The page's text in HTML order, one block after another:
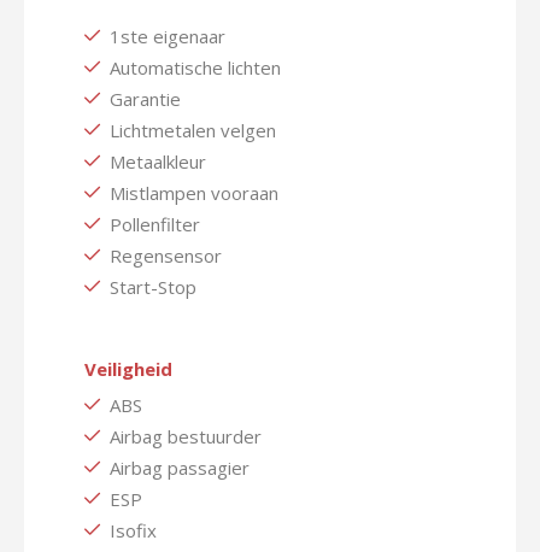
1ste eigenaar
Automatische lichten
Garantie
Lichtmetalen velgen
Metaalkleur
Mistlampen vooraan
Pollenfilter
Regensensor
Start-Stop
Veiligheid
ABS
Airbag bestuurder
Airbag passagier
ESP
Isofix